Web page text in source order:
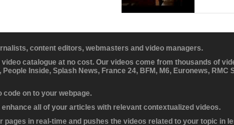
content editors, webmasters and video managers.
catalogue at no cost. Our videos come from thousands of
People Inside, Splash News, France 24, BFM, M6, Euronews, RMC
on to your webpage.
all of your articles with relevant contextualized videos.
pages in real-time and pushes the videos related to your topic in